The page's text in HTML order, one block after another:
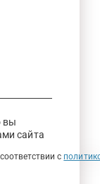
вы
сайта
с